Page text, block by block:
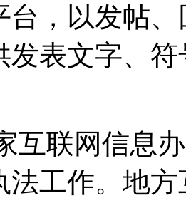
台，以发帖
发表文字、
互联网信息
法工作。地